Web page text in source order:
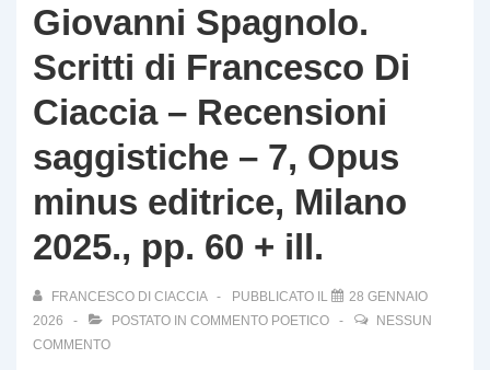
Giovanni Spagnolo.
Scritti di Francesco Di
Ciaccia – Recensioni
saggistiche – 7, Opus
minus editrice, Milano
2025., pp. 60 + ill.
FRANCESCO DI CIACCIA PUBBLICATO IL
28 GENNAIO
2026
POSTATO IN COMMENTO POETICO
NESSUN
COMMENTO